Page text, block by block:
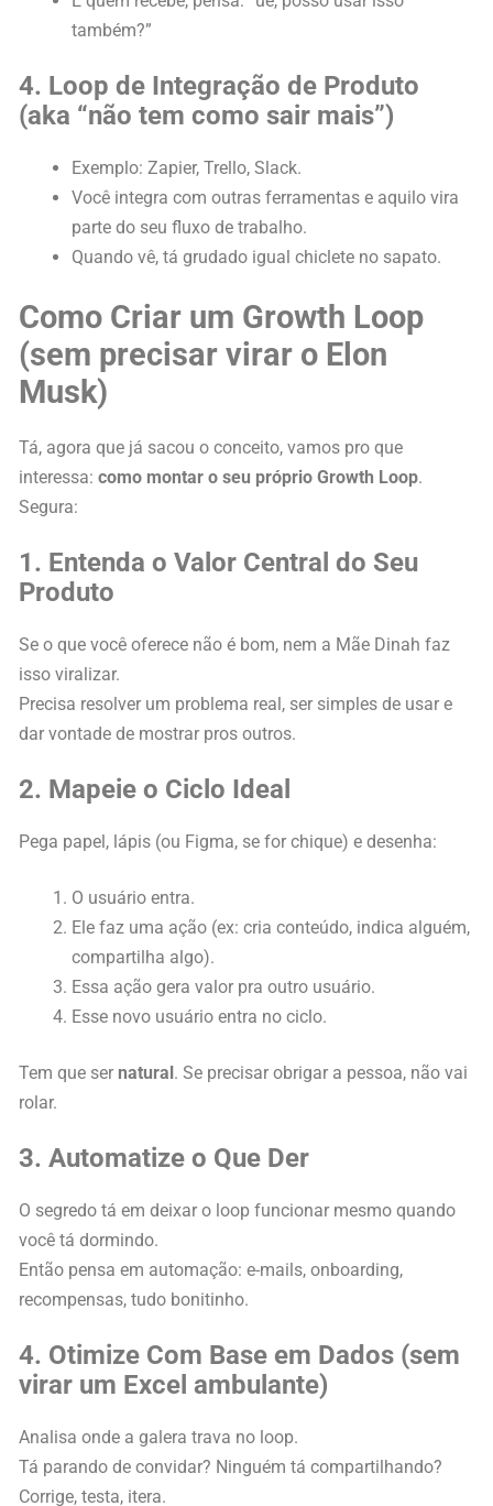
também?”
4. Loop de Integração de Produto
(aka “não tem como sair mais”)
Exemplo: Zapier, Trello, Slack.
Você integra com outras ferramentas e aquilo vira
parte do seu fluxo de trabalho.
Quando vê, tá grudado igual chiclete no sapato.
Como Criar um Growth Loop
(sem precisar virar o Elon
Musk)
Tá, agora que já sacou o conceito, vamos pro que
interessa: como montar o seu próprio Growth Loop.
Segura:
1. Entenda o Valor Central do Seu
Produto
Se o que você oferece não é bom, nem a Mãe Dinah faz
isso viralizar.
Precisa resolver um problema real, ser simples de usar e
dar vontade de mostrar pros outros.
2. Mapeie o Ciclo Ideal
Pega papel, lápis (ou Figma, se for chique) e desenha:
O usuário entra.
Ele faz uma ação (ex: cria conteúdo, indica alguém,
compartilha algo).
Essa ação gera valor pra outro usuário.
Esse novo usuário entra no ciclo.
Tem que ser natural. Se precisar obrigar a pessoa, não vai
rolar.
3. Automatize o Que Der
O segredo tá em deixar o loop funcionar mesmo quando
você tá dormindo.
Então pensa em automação: e-mails, onboarding,
recompensas, tudo bonitinho.
4. Otimize Com Base em Dados (sem
virar um Excel ambulante)
Analisa onde a galera trava no loop.
Tá parando de convidar? Ninguém tá compartilhando?
Corrige, testa, itera.